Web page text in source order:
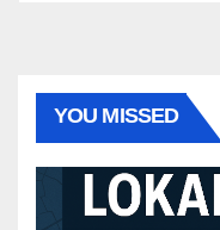
YOU MISSED